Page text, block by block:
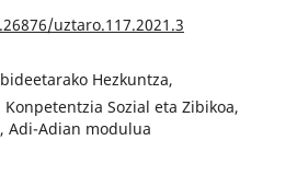
uztaro.117.2021.3
Hezkuntza,
Sozial eta Zibikoa,
Adi-Adian modulua